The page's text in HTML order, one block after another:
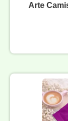
Arte